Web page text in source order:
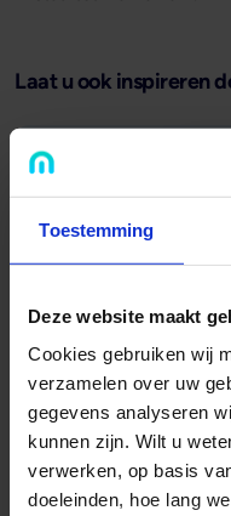
Toestemming
Deze website maakt
Cookies gebruiken wij
verzamelen over uw
gegevens analyseren
kunnen zijn. Wilt u
verwerken, op basis
doeleinden, hoe lang
Laat u ook inspireren
...de podcast 'Het
In de uitzendingen van
ondernemers,
ervaringen over vastgoed